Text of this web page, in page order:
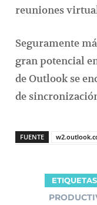
reuniones
Seguramente
gran potencial
de Outlook se
de
FUENTE
ETIQUETAS